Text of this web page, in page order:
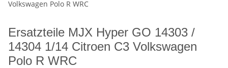
Ersatzteile MJX Hyper GO 14303 /
14304 1/14 Citroen C3 Volkswagen
Polo R WRC